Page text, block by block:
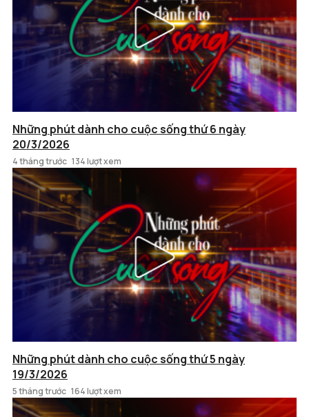
Những phút dành cho cuộc sống thứ 6 ngày
20/3/2026
4 tháng trước 134 lượt xem
Những phút dành cho cuộc sống thứ 5 ngày
19/3/2026
5 tháng trước 164 lượt xem